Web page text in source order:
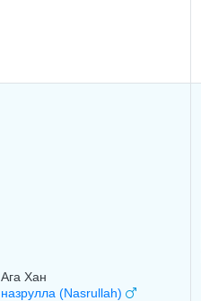
Ага Хан
назрулла (Nasrullah)